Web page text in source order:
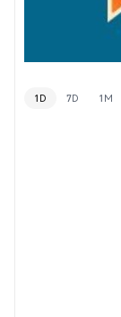
1D 7D 1M